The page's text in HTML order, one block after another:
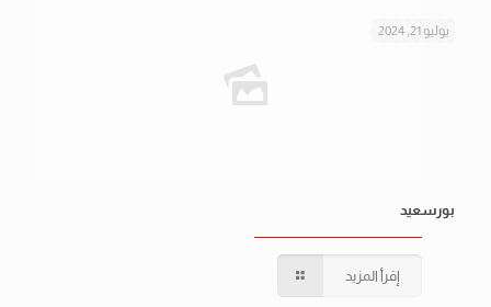
يوليو 21, 2024
بورسعيد
إقرأ المزيد